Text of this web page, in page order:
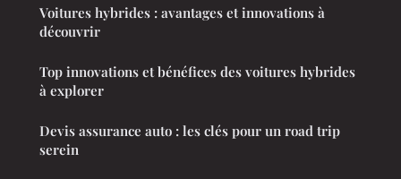
Voitures hybrides : avantages et innovations à
découvrir
Top innovations et bénéfices des voitures hybrides
à explorer
Devis assurance auto : les clés pour un road trip
serein